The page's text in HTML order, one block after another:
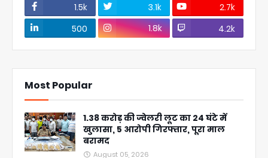
1.5k 3.1k
2.7k
500
1.8k 4.2k
Most Popular
1.38 करोड़ की ज्वेलरी लूट का 24 घंटे में
खुलासा, 5 आरोपी गिरफ्तार, पूरा माल
बरामद
August 05, 2026